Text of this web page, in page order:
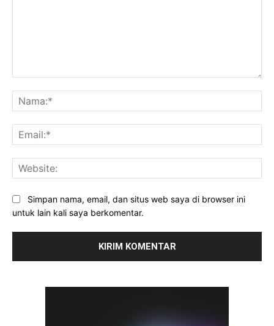
Simpan nama, email, dan situs web saya di browser ini
untuk lain kali saya berkomentar.